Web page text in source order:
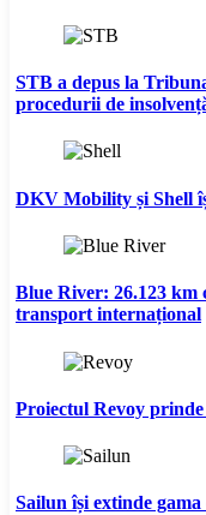
STB a depus la
procedurii de
DKV Mobility și Shell
Blue River: 26.123 km
transport internațional
Proiectul Revoy
Sailun își extinde